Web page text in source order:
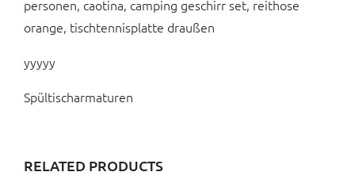
personen, caotina, camping geschirr set, reithose
orange, tischtennisplatte draußen
yyyyy
Spültischarmaturen
RELATED PRODUCTS